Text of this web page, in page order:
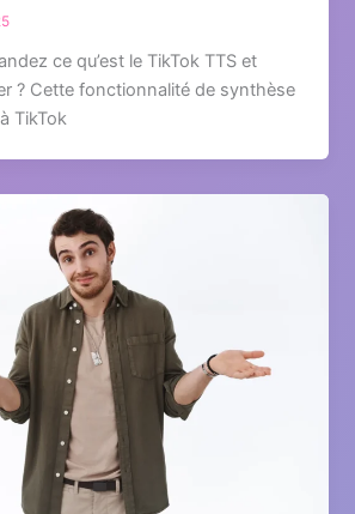
ce qu’est le TikTok TTS et
? Cette fonctionnalité de synthèse
TikTok